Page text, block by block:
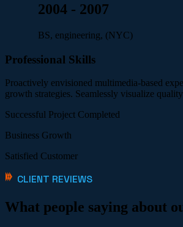
2004 - 2007
BS, engineering, (NYC)
Professional Skills
Proactively envisioned multimedia-based
growth strategies. Seamlessly visualize
Successful Project Completed
Business Growth
Satisfied Customer
CLIENT REVIEWS
What people saying about